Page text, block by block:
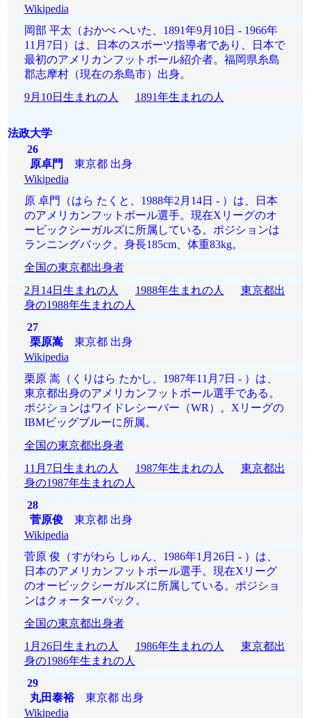
Wikipedia
岡部 平太（おかべ へいた、1891年9月10日 - 1966年
11月7日）は、日本のスポーツ指導者であり、日本で
最初のアメリカンフットボール紹介者。福岡県糸島
郡志摩村（現在の糸島市）出身。
9月10日生まれの人
1891年生まれの人
法政大学
26
原卓門 東京都 出身
Wikipedia
原 卓門（はら たくと、1988年2月14日 - ）は、日本
のアメリカンフットボール選手。現在Xリーグのオ
ービックシーガルズに所属している。ポジションは
ランニングバック。身長185cm、体重83kg。
全国の東京都出身者
2月14日生まれの人
1988年生まれの人
東京都出
身の1988年生まれの人
27
栗原嵩東京都 出身
Wikipedia
栗原 嵩（くりはら たかし、1987年11月7日 ‐ ）は、
東京都出身のアメリカンフットボール選手である。
ポジションはワイドレシーバー（WR）。Xリーグの
IBMビッグブルーに所属。
全国の東京都出身者
11月7日生まれの人
1987年生まれの人
東京都出
身の1987年生まれの人
28
菅原俊 東京都 出身
Wikipedia
菅原 俊（すがわら しゅん、1986年1月26日 - ）は、
日本のアメリカンフットボール選手。現在Xリーグ
のオービックシーガルズに所属している。ポジショ
ンはクォーターバック。
全国の東京都出身者
1月26日生まれの人
1986年生まれの人
東京都出
身の1986年生まれの人
29
丸田泰裕東京都 出身
Wikipedia